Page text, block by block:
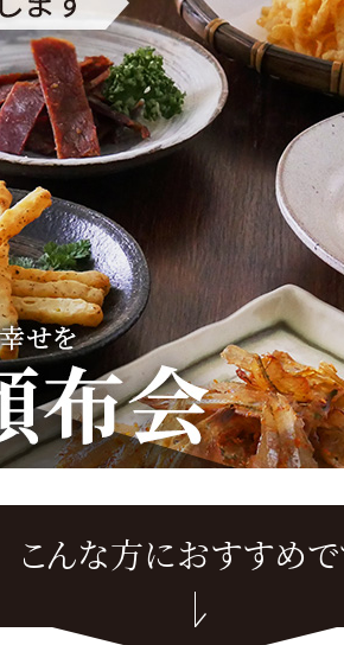
こんな方におすすめ